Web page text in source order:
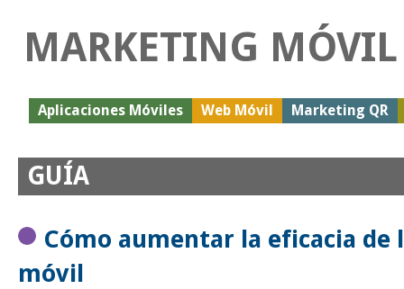
MARKETING MÓVIL
Aplicaciones Móviles Web Móvil Marketing QR
GUÍA
Cómo aumentar la eficacia de
móvil